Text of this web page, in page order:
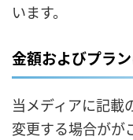
います。
金額およびプラ
当メディアに記載
変更する場合がが